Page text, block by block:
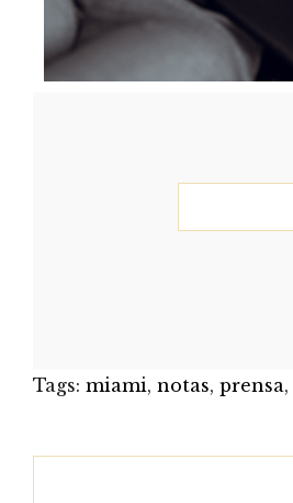
Tags: miami, notas, prensa,